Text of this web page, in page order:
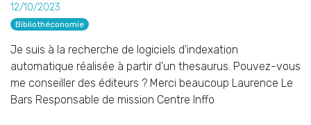
12/10/2023
Bibliothéconomie
Je suis à la recherche de logiciels d'indexation
automatique réalisée à partir d'un thesaurus. Pouvez-vous
me conseiller des éditeurs ? Merci beaucoup Laurence Le
Bars Responsable de mission Centre Inffo